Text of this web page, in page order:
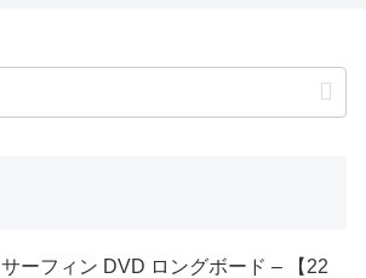
サーフィン DVD ロングボード – 【22